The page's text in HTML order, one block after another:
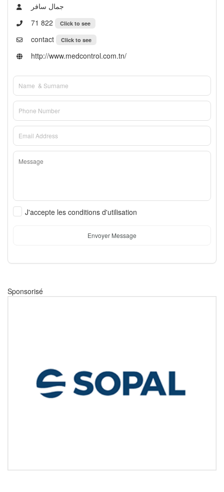
جمال سافر
71 822
Click to see
contact Click to see
http://www.medcontrol.com.tn/
J'accepte les conditions d'utilisation
Envoyer Message
Sponsorisé